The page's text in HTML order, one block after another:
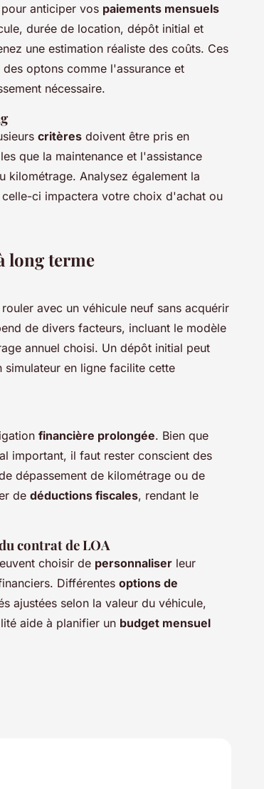
anticiper vos paiements mensuels
durée de location, dépôt initial et
une estimation réaliste des coûts. Ces
optons comme l'assurance et
nécessaire.
critères doivent être pris en
que la maintenance et l'assistance
kilométrage. Analysez également la
ci impactera votre choix d'achat ou
long terme
avec un véhicule neuf sans acquérir
de divers facteurs, incluant le modèle
annuel choisi. Un dépôt initial peut
simulateur en ligne facilite cette
financière prolongée. Bien que
important, il faut rester conscient des
dépassement de kilométrage ou de
de déductions fiscales, rendant le
contrat de LOA
choisir de personnaliser leur
Différentes options de
ajustées selon la valeur du véhicule,
aide à planifier un budget mensuel